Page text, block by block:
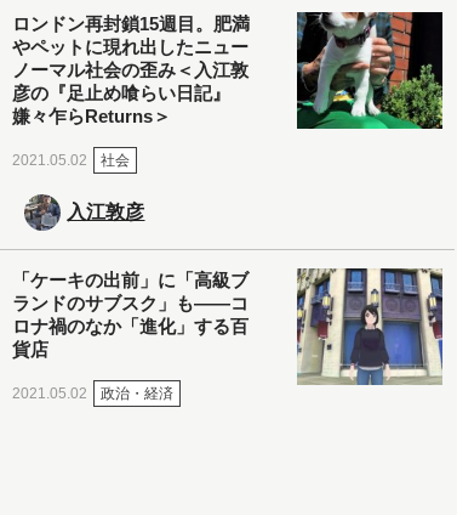
ロンドン再封鎖15週目。肥満
やペットに現れ出したニュー
ノーマル社会の歪み＜入江敦
彦の『足止め喰らい日記』
嫌々乍らReturns＞
2021.05.02 社会
入江敦彦
「ケーキの出前」に「高級ブ
ランドのサブスク」も――コ
ロナ禍のなか「進化」する百
貨店
2021.05.02 政治・経済